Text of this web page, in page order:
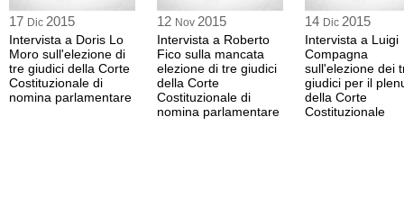
17 Dic 2015
Intervista a Doris Lo
Moro sull'elezione di
tre giudici della Corte
Costituzionale di
nomina parlamentare
12 Nov 2015
Intervista a Roberto
Fico sulla mancata
elezione di tre giudici
della Corte
Costituzionale di
nomina parlamentare
14 Dic 2015
Intervista a Luigi
Compagna
sull'elezione dei
giudici per il
della Corte
Costituzionale